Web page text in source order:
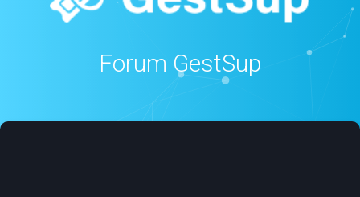
Forum GestSup